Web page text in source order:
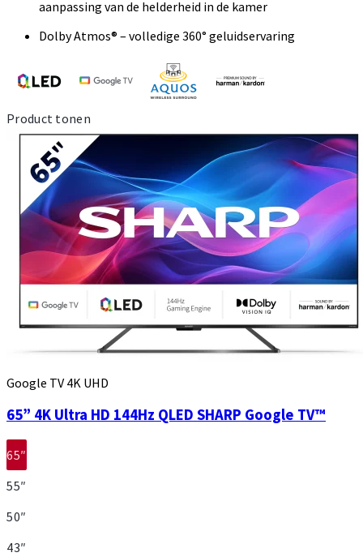
aanpassing van de helderheid in de kamer
Dolby Atmos® – volledige 360° geluidservaring
Product tonen
Google TV 4K UHD
65” 4K Ultra HD 144Hz QLED SHARP Google TV™
65″
55″
50″
43″